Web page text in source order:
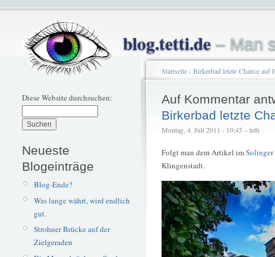
blog.tetti.de– Man
Diese Website durchsuchen:
Neueste
Blogeinträge
Blog-Ende?
Was lange währt, wird endlich
gut.
Strohner Brücke auf der
Zielgeraden
Startseite› Birkerbad letzte Chance auf
Auf Kommentar
Birkerbad letzte
Montag, 4. Juli 2011 - 10:45 – tetti
Folgt man dem Artikel imSolinger
Klingenstadt.